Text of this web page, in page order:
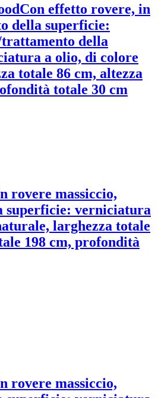
Con effetto rovere, in
della superficie:
della
a olio, di colore
totale 86 cm, altezza
totale 30 cm
rovere massiccio,
superficie: verniciatura
larghezza totale
198 cm, profondità
rovere massiccio,